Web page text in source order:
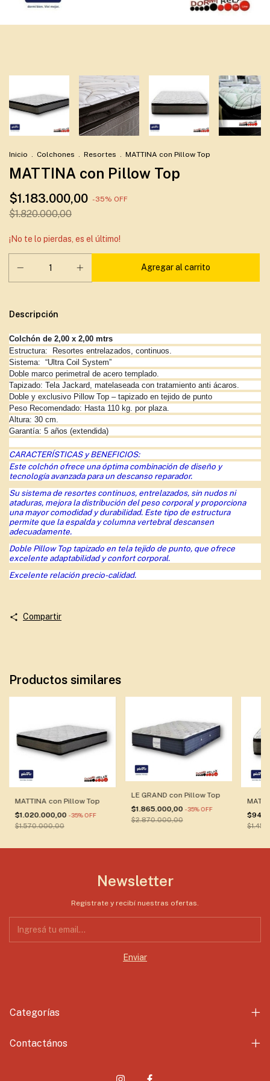
Inicio . Colchones . Resortes . MATTINA con Pillow Top
MATTINA con Pillow Top
$1.183.000,00 -35% OFF
$1.820.000,00
¡No te lo pierdas, es el último!
Descripción
Colchón de 2,00 x 2,00 mtrs
Estructura: Resortes entrelazados, continuos.
Sistema: “Ultra Coil System”
Doble marco perimetral de acero templado.
Tapizado: Tela Jackard, matelaseada con tratamiento anti ácaros.
Doble y exclusivo Pillow Top – tapizado en tejido de punto
Peso Recomendado: Hasta 110 kg. por plaza.
Altura: 30 cm.
Garantía: 5 años (extendida)
CARACTERÍSTICAS y BENEFICIOS:
Este colchón ofrece una óptima combinación de diseño y
tecnología avanzada para un descanso reparador.
Su sistema de resortes continuos, entrelazados, sin nudos ni
ataduras, mejora la distribución del peso corporal y proporciona
una mayor comodidad y durabilidad. Este tipo de estructura
permite que la espalda y columna vertebral descansen
adecuadamente.
Doble Pillow Top tapizado en tela tejido de punto, que ofrece
excelente adaptabilidad y confort corporal.
Excelente relación precio-calidad.
Compartir
Productos similares
MATTINA con Pillow Top
$1.020.000,00 -35%OFF
$1.570.000,00
LE GRAND con Pillow Top
$1.865.000,00 -35%OFF
$2.870.000,00
Newsletter
Registrate y recibí nuestras ofertas.
Categorías
Contactános